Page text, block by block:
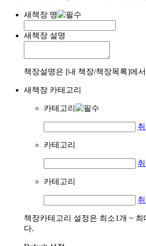
새책장 명
새책장 설명
책장설명은 [내 책장/책장목록]에
새책장 카테고리
카테고리
카테고리
카테고리
책장카테고리 설정은 최소1개 ~ 최
다.